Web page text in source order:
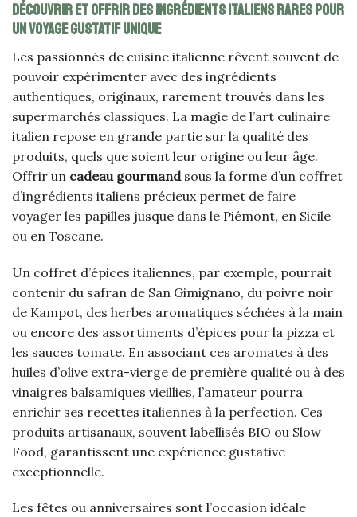
Découvrir et offrir des ingrédients italiens rares pour
un voyage gustatif unique
Les passionnés de cuisine italienne rêvent souvent de
pouvoir expérimenter avec des ingrédients
authentiques, originaux, rarement trouvés dans les
supermarchés classiques. La magie de l’art culinaire
italien repose en grande partie sur la qualité des
produits, quels que soient leur origine ou leur âge.
Offrir un cadeau gourmandsous la forme d’un coffret
d’ingrédients italiens précieux permet de faire
voyager les papilles jusque dans le Piémont, en Sicile
ou en Toscane.
Un coffret d’épices italiennes, par exemple, pourrait
contenir du safran de San Gimignano, du poivre noir
de Kampot, des herbes aromatiques séchées à la main
ou encore des assortiments d’épices pour la pizza et
les sauces tomate. En associant ces aromates à des
huiles d’olive extra-vierge de première qualité ou à des
vinaigres balsamiques vieillies, l’amateur pourra
enrichir ses recettes italiennes à la perfection. Ces
produits artisanaux, souvent labellisés BIO ou Slow
Food, garantissent une expérience gustative
exceptionnelle.
Les fêtes ou anniversaires sont l’occasion idéale